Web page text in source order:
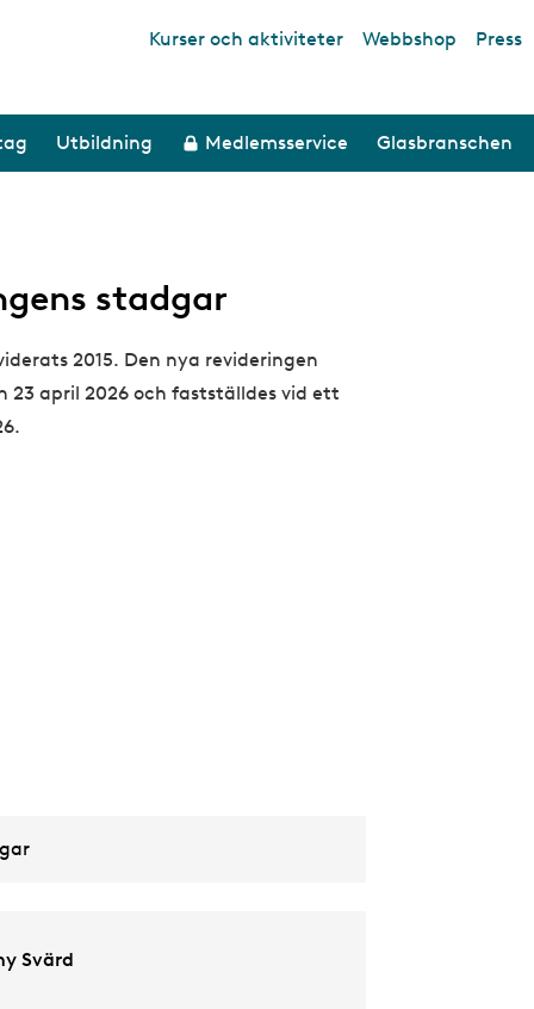
Top links
Kurser och aktiviteter Webbshop Press
Utbildning Medlemsservice Glasbranschen
stadgar
2015. Den nya revideringen
23 april 2026 och fastställdes vid ett
Svärd